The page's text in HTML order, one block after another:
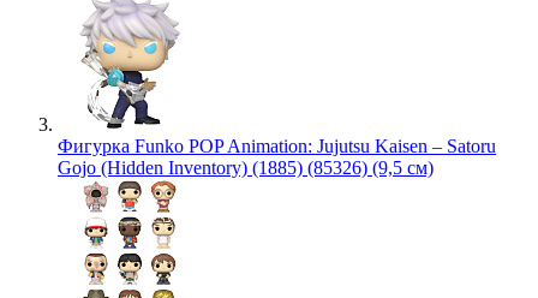
Фигурка Funko POP Animation: Jujutsu Kaisen – Satoru
Gojo (Hidden Inventory) (1885) (85326) (9,5 см)